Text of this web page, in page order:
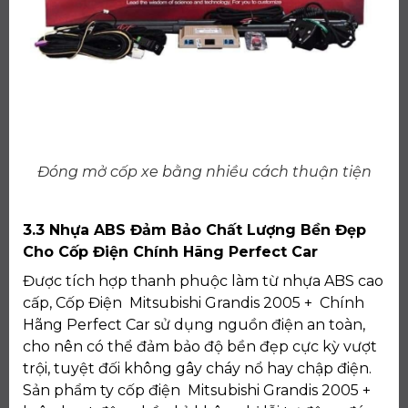
Đóng mở cốp xe bằng nhiều cách thuận tiện
3.3 Nhựa ABS Đảm Bảo Chất Lượng Bền Đẹp
Cho Cốp Điện Chính Hãng Perfect Car
Được tích hợp thanh phuộc làm từ nhựa ABS cao
cấp, Cốp Điện Mitsubishi Grandis 2005 + Chính
Hãng Perfect Car sử dụng nguồn điện an toàn,
cho nên có thể đảm bảo độ bền đẹp cực kỳ vượt
trội, tuyệt đối không gây cháy nổ hay chập điện.
Sản phẩm ty cốp điện Mitsubishi Grandis 2005 +